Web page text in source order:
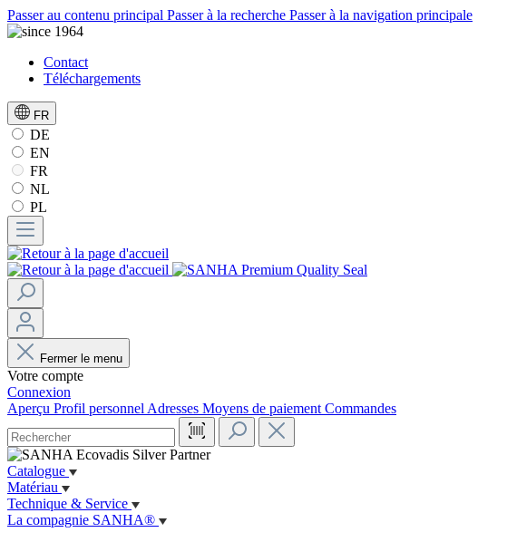
Passer au contenu principal Passer à la recherche Passer à la navigation principale
Contact
Téléchargements
FR
DE
EN
FR
NL
PL
Fermer le menu
Votre compte
Connexion
Aperçu Profil personnel Adresses Moyens de paiement Commandes
Catalogue
Matériau
Technique & Service
La compagnie SANHA®